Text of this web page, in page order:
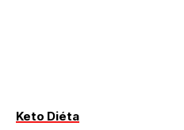
Keto Diéta